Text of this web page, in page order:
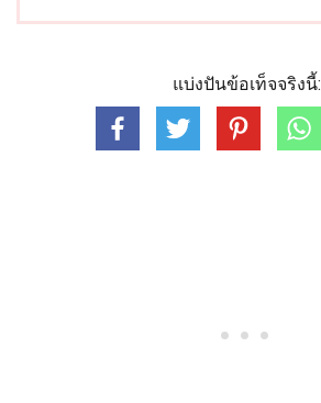
แบ่งปันข้อเท็จจริงนี้: